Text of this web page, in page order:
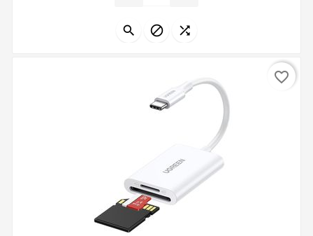
  
favorite_border